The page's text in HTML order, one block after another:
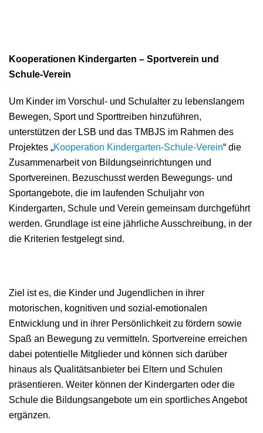
Kooperationen Kindergarten – Sportverein und
Schule-Verein
Um Kinder im Vorschul- und Schulalter zu lebenslangem
Bewegen, Sport und Sporttreiben hinzuführen,
unterstützen der LSB und das TMBJS im Rahmen des
Projektes „Kooperation Kindergarten-Schule-Verein“ die
Zusammenarbeit von Bildungseinrichtungen und
Sportvereinen. Bezuschusst werden Bewegungs- und
Sportangebote, die im laufenden Schuljahr von
Kindergarten, Schule und Verein gemeinsam durchgeführt
werden. Grundlage ist eine jährliche Ausschreibung, in der
die Kriterien festgelegt sind.
Ziel ist es, die Kinder und Jugendlichen in ihrer
motorischen, kognitiven und sozial-emotionalen
Entwicklung und in ihrer Persönlichkeit zu fördern sowie
Spaß an Bewegung zu vermitteln. Sportvereine erreichen
dabei potentielle Mitglieder und können sich darüber
hinaus als Qualitätsanbieter bei Eltern und Schulen
präsentieren. Weiter können der Kindergarten oder die
Schule die Bildungsangebote um ein sportliches Angebot
ergänzen.